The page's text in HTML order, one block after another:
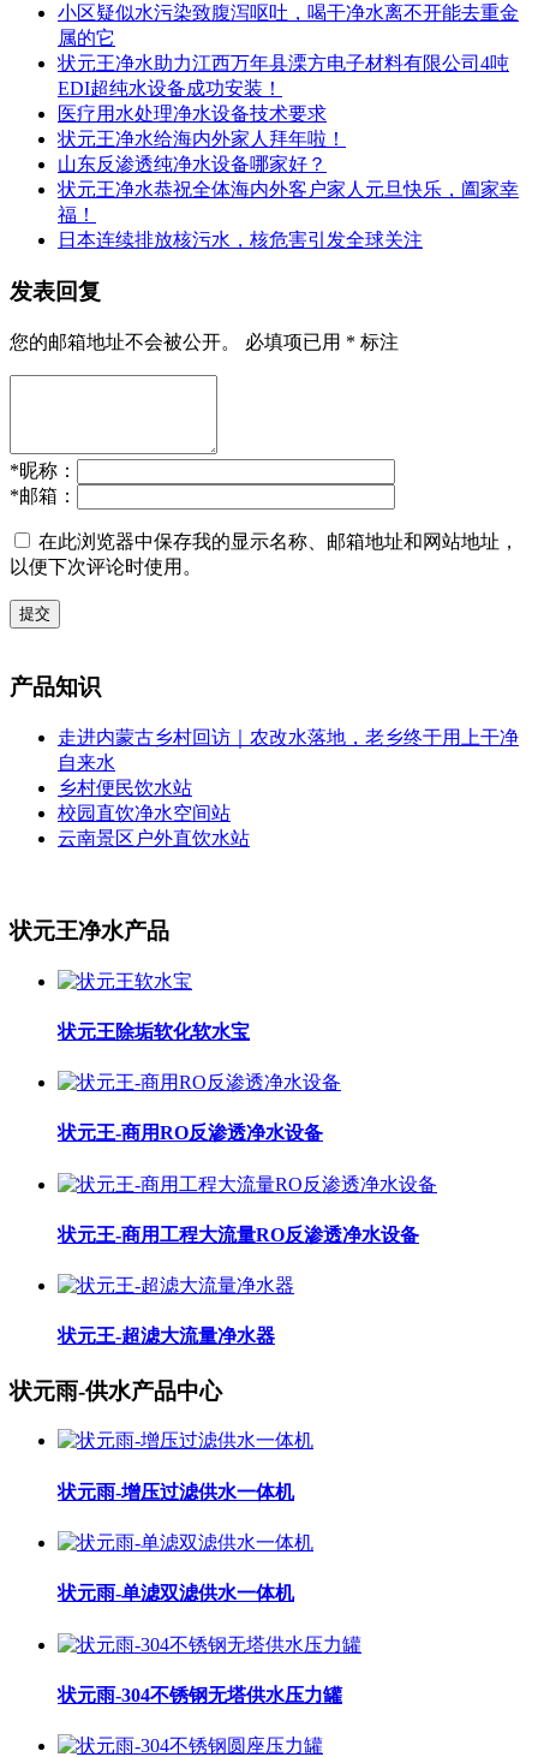
小区疑似水污染致腹泻呕吐，喝干净水离不开能去重金
属的它
状元王净水助力江西万年县溧方电子材料有限公司4吨
EDI超纯水设备成功安装！
医疗用水处理净水设备技术要求
状元王净水给海内外家人拜年啦！
山东反渗透纯净水设备哪家好？
状元王净水恭祝全体海内外客户家人元旦快乐，阖家幸
福！
日本连续排放核污水，核危害引发全球关注
发表回复
您的邮箱地址不会被公开。 必填项已用 * 标注
*昵称：
*邮箱：
在此浏览器中保存我的显示名称、邮箱地址和网站地址，
以便下次评论时使用。
提交
产品知识
走进内蒙古乡村回访｜农改水落地，老乡终于用上干净
自来水
乡村便民饮水站
校园直饮净水空间站
云南景区户外直饮水站
状元王净水产品
状元王除垢软化软水宝
状元王-商用RO反渗透净水设备
状元王-商用工程大流量RO反渗透净水设备
状元王-超滤大流量净水器
状元雨-供水产品中心
状元雨-增压过滤供水一体机
状元雨-单滤双滤供水一体机
状元雨-304不锈钢无塔供水压力罐